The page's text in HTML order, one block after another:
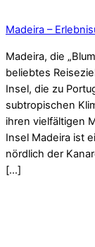
Madeira –
Madeira, die
beliebtes
Insel, die zu
subtropischen
ihren vielfältigen
Insel Madeira ist
nördlich der
[…]